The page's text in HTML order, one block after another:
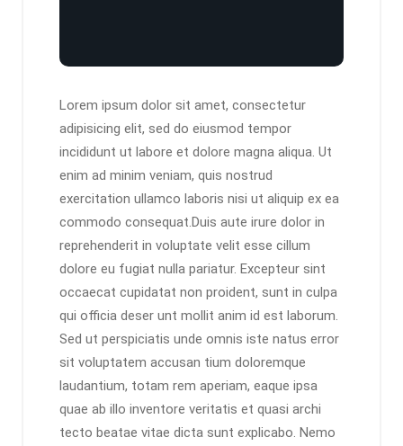
Lorem ipsum dolor sit amet, consectetur
adipisicing elit, sed do eiusmod tempor
incididunt ut labore et dolore magna aliqua. Ut
enim ad minim veniam, quis nostrud
exercitation ullamco laboris nisi ut aliquip ex ea
commodo consequat.Duis aute irure dolor in
reprehenderit in voluptate velit esse cillum
dolore eu fugiat nulla pariatur. Excepteur sint
occaecat cupidatat non proident, sunt in culpa
qui officia deser unt mollit anim id est laborum.
Sed ut perspiciatis unde omnis iste natus error
sit voluptatem accusan tium doloremque
laudantium, totam rem aperiam, eaque ipsa
quae ab illo inventore veritatis et quasi archi
tecto beatae vitae dicta sunt explicabo. Nemo